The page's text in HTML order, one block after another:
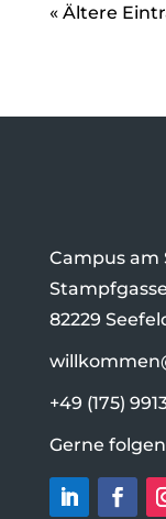
« Ältere
Campus am
82229
+49 (175)
Gerne